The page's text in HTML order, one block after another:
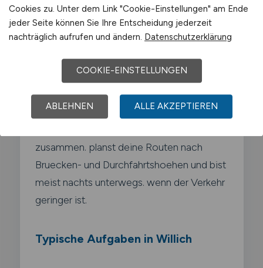
ueberdimensionale Lasten wie
Transformatoren. Windradteile.
Baumaschinen oder Betonfertigteile. Dein
Fahrzeug kann Laengen von über 40
Metern und Gesamtgewichte von
mehreren hundert Tonnen erreichen. Du
arbeitest eng mit Begleitfahrzeugen.
zusammen. planst deine Routen nach
Bruecken- und Durchfahrtshoehen und bist
meist nachts unterwegs. wenn der Verkehr
geringer ist.
Typische Aufgaben in Willich
Cookies zu. Unter dem Link "Cookie-Einstellungen" am Ende
jeder Seite können Sie Ihre Entscheidung jederzeit
nachträglich aufrufen und ändern. Datenschutzerklärung
COOKIE-EINSTELLUNGEN
ABLEHNEN ALLE AKZEPTIEREN